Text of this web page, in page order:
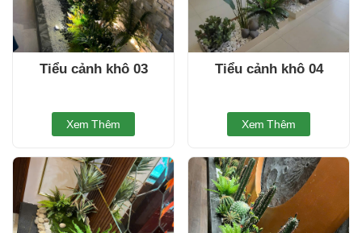
Tiểu cảnh khô 03
Xem Thêm
Tiểu cảnh khô 04
Xem Thêm